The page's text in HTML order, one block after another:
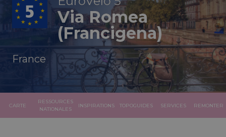
Via Romea
(Francigena)
France
CARTE
RESSOURCES
NATIONALES
INSPIRATIONS TOPOGUIDES SERVICES REMONTER